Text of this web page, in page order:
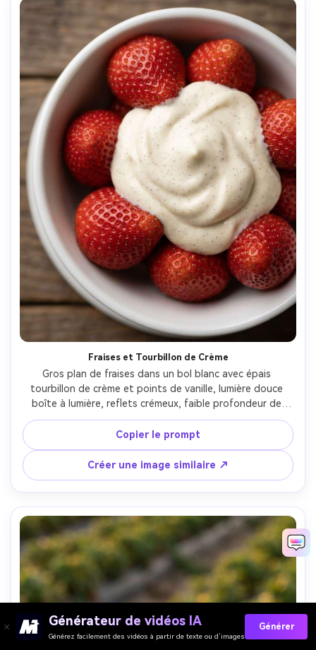
Fraises et Tourbillon de Crème
Gros plan de fraises dans un bol blanc avec épais
tourbillon de crème et points de vanille, lumière douce
boîte à lumière, reflets crémeux, faible profondeur de
champ, prise avec Canon 5D Mark IV et objectif 100mm,
f/2.8, dessert haut de gamme, texture naturelle du fruit -
-ar 4:5
Copier le prompt
Créer une image similaire ↗
Générateur de vidéos IA
Générez facilement des vidéos à partir de texte ou d’images
Générer